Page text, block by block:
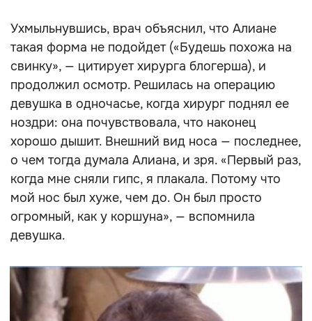
Ухмыльнувшись, врач объяснил, что Алиане
такая форма не подойдет («Будешь похожа на
свинку», — цитирует хирурга блогерша), и
продолжил осмотр. Решилась на операцию
девушка в одночасье, когда хирург поднял ее
ноздри: она почувствовала, что наконец
хорошо дышит. Внешний вид носа — последнее,
о чем тогда думала Алиана, и зря. «Первый раз,
когда мне сняли гипс, я плакала. Потому что
мой нос был хуже, чем до. Он был просто
огромный, как у коршуна», — вспомнила
девушка.